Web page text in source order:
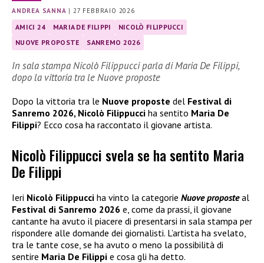
ANDREA SANNA | 27 FEBBRAIO 2026
AMICI 24 MARIA DE FILIPPI
NICOLÒ FILIPPUCCI
NUOVE PROPOSTE
SANREMO 2026
In sala stampa Nicolò Filippucci parla di Maria De Filippi,
dopo la vittoria tra le Nuove proposte
Dopo la vittoria tra le Nuove proposte del Festival di
Sanremo 2026, Nicolò Filippucci ha sentito Maria De
Filippi? Ecco cosa ha raccontato il giovane artista.
Nicolò Filippucci svela se ha sentito Maria
De Filippi
Ieri Nicolò Filippucci ha vinto la categorie Nuove proposteal
Festival di Sanremo 2026 e, come da prassi, il giovane
cantante ha avuto il piacere di presentarsi in sala stampa per
rispondere alle domande dei giornalisti. L’artista ha svelato,
tra le tante cose, se ha avuto o meno la possibilità di
sentire Maria De Filippi e cosa gli ha detto.